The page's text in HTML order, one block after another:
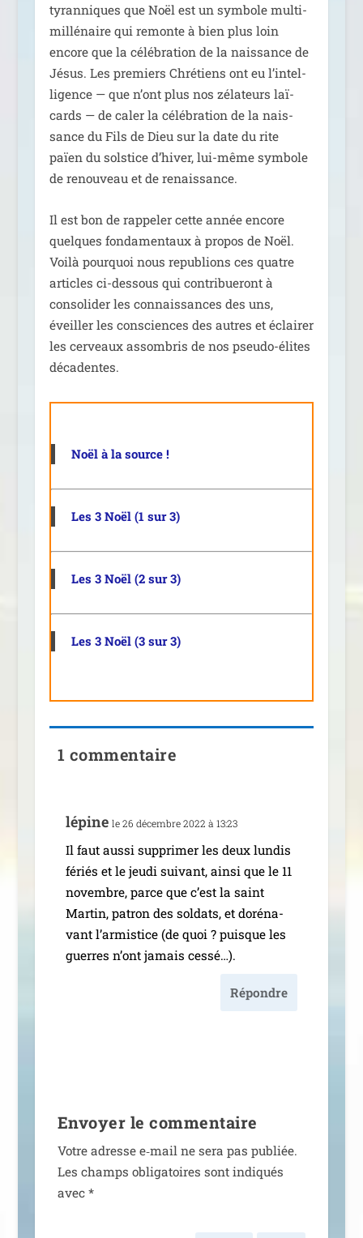
tyran­niques que Noël est un sym­bole mul­ti-
mil­lé­naire qui remonte à bien plus loin
encore que la célé­bra­tion de la nais­sance de
Jésus. Les pre­miers Chrétiens ont eu l’in­tel­
li­gence — que n’ont plus nos zéla­teurs laï­
cards — de caler la célé­bra­tion de la nais­
sance du Fils de Dieu sur la date du rite
païen du sol­stice d’hi­ver, lui-même sym­bole
de renou­veau et de renaissance.
Il est bon de rap­pe­ler cette année encore
quelques fon­da­men­taux à pro­pos de Noël.
Voilà pour­quoi nous repu­blions ces quatre
articles ci-des­sous qui contri­bue­ront à
conso­li­der les connais­sances des uns,
éveiller les consciences des autres et éclai­rer
les cer­veaux assom­bris de nos pseu­do-élites
décadentes.
Noël à la source !
Les 3 Noël (1 sur 3)
Les 3 Noël (2 sur 3)
Les 3 Noël (3 sur 3)
1 commentaire
lépine le 26 décembre 2022 à 13:23
Il faut aus­si sup­pri­mer les deux lun­dis
fériés et le jeu­di sui­vant, ain­si que le 11
novembre, parce que c’est la saint
Martin, patron des sol­dats, et doré­na­
vant l’ar­mis­tice (de quoi ? puisque les
guerres n’ont jamais cessé…).
Répondre
Envoyer le commentaire
Votre adresse e‑mail ne sera pas publiée.
Les champs obli­ga­toires sont indi­qués
avec *